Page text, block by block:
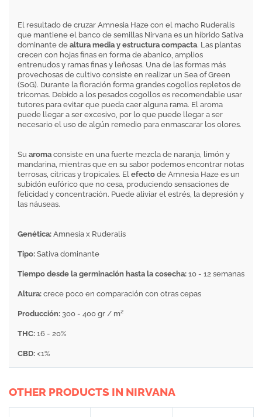
El resultado de cruzar Amnesia Haze con el macho Ruderalis
que mantiene el banco de semillas Nirvana es un híbrido Sativa
dominante de altura media y estructura compacta. Las plantas
crecen con hojas finas en forma de abanico, amplios
entrenudos y ramas finas y leñosas. Una de las formas más
provechosas de cultivo consiste en realizar un Sea of Green
(SoG). Durante la floración forma grandes cogollos repletos de
tricomas. Debido a los pesados cogollos es recomendable usar
tutores para evitar que pueda caer alguna rama. El aroma
puede llegar a ser excesivo, por lo que puede llegar a ser
necesario el uso de algún remedio para enmascarar los olores.
Su aroma consiste en una fuerte mezcla de naranja, limón y
mandarina, mientras que en su sabor podemos encontrar notas
terrosas, cítricas y tropicales. El efecto de Amnesia Haze es un
subidón eufórico que no cesa, produciendo sensaciones de
felicidad y concentración. Puede aliviar el estrés, la depresión y
las náuseas.
Genética: Amnesia x Ruderalis
Tipo: Sativa dominante
Tiempo desde la germinación hasta la cosecha: 10 - 12 semanas
Altura: crece poco en comparación con otras cepas
Producción: 300 - 400 gr / m²
THC: 16 - 20%
CBD: <1%
OTHER PRODUCTS IN NIRVANA